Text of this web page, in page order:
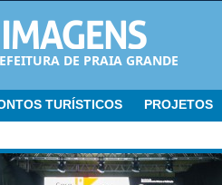
DE PRAIA GRANDE
TURÍSTICOS PROJETOS